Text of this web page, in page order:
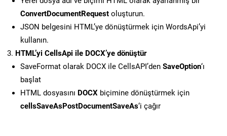
ConvertDocumentRequest oluşturun.
JSON belgesini HTML’ye dönüştürmek için WordsApi’yi
kullanın.
HTML’yi CellsApi ile DOCX’ye dönüştür
SaveFormat olarak DOCX ile CellsAPI’den SaveOption‘ı
başlat
HTML dosyasını DOCX biçimine dönüştürmek için
cellsSaveAsPostDocumentSaveAs‘i çağır